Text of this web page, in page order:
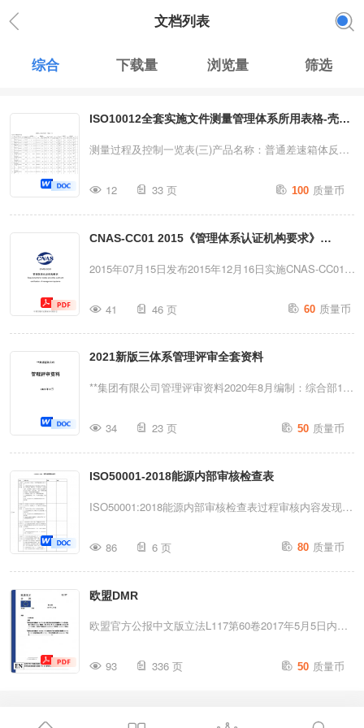
文档列表
综合 下载量 浏览量 筛选
ISO10012全套实施文件测量管理体系所用表格-壳体
过程
测量过程及控制一览表(三)产品名称：普通差速箱体反面
要求测量设备确认状态环境条件操作人员测量频次测量能
力控制监视备注测量范围(mm)允许误差(mm)名称测量范
围(mm)准确度U评价监视方法监视设备频次人数资质1轴
承孔内径检验规范重要内径尺寸5555-0.02-0.05内径千分
次/3月2轴承孔内径检验规范重要内径尺寸4242-0.02-0.05
内径千分表35-50±0.002合格常温2持证1次/2小时/满足核
查环规1次/3月3轴承孔内径检验规范重要内径尺寸3232-
12 33 页 100 质量币
CNAS-CC01 2015《管理体系认证机构要求》
（2019-2-20第一次修订）
2015年07月15日发布2015年12月16日实施CNAS-CC01管
中国合格评定国家认可委员会CNAS-CC01:2015第2页共46
页2015年07月15日发布2015年12月16日实施目次目
次
41 46 页 60 质量币
2021新版三体系管理评审全套资料
**集团有限公司管理评审资料2020年8月编制：综合部1目
议记录（含签到表）4、管理评审输出（报告）5、管理评
审改进计划2管理评审计划编号：CR-JL-9.3-012020-01计
划评审日期2020.8.28评审地点会议室评审目的：对公司
质量、环境、职业健康安全方针和目标和公司质量、环
环境、职业健康安全管理体系的持续适宜性、充分性、有
效性。评审组织：主持：总经理出席人员：管理者代表、
各部门负责人评审内容：a）以往管理评审所采取措施的
34 23 页 50 质量币
ISO50001-2018能源内部审核检查表
ISO50001:2018能源内部审核检查表过程审核内容发现结
部环境因素的机制(文件)。2.在策划管理体系时有无考虑
内外部环境的影响。如：经营范围、财务表现、规模及设
施、人力资源能力、技术优势、知识等(内部因素)及涉及
法律法规和专利技术、市场占有率、主要合作伙伴及同行
析、评审内外部因素。4.是否持续地识别、分析、评审内
86 6 页 80 质量币
欧盟DMR
欧盟官方公报中文版立法L117第60卷2017年5月5日内容I
的关于医疗器械第2017/745号法规，修订了第
93 336 页 50 质量币